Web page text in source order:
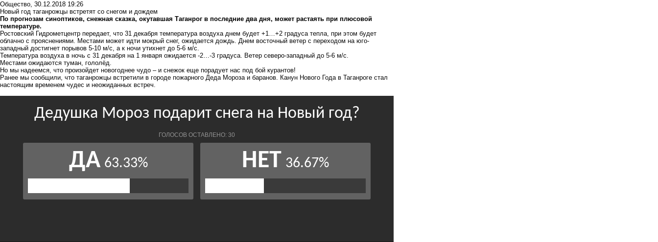
Общество, 30.12.2018 19:26
Новый год таганрожцы встретят со снегом и дождем
По прогнозам синоптиков, снежная сказка, окутавшая Таганрог в последние два дня, может растаять при плюсовой
температуре.
Ростовский Гидрометцентр передает, что 31 декабря температура воздуха днем будет +1…+2 градуса тепла, при этом будет
облачно с прояснениями. Местами может идти мокрый снег, ожидается дождь. Днем восточный ветер с переходом на юго-
западный достигнет порывов 5-10 м/с, а к ночи утихнет до 5-6 м/с.
Температура воздуха в ночь с 31 декабря на 1 января ожидается -2…-3 градуса. Ветер северо-западный до 5-6 м/с.
Местами ожидаются туман, гололёд.
Но мы надеемся, что произойдет новогоднее чудо – и снежок еще порадует нас под бой курантов!
Ранее мы сообщили, что таганрожцы встретили в городе пожарного Деда Мороза и баранов. Канун Нового Года в Таганроге стал
настоящим временем чудес и неожиданных встреч.